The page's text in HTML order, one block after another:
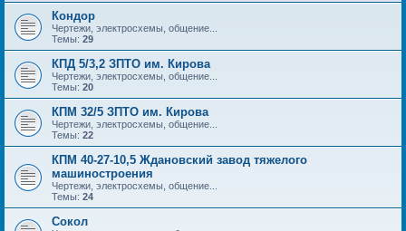
Кондор
Чертежи, электросхемы, общение...
Темы: 29
КПД 5/3,2 ЗПТО им. Кирова
Чертежи, электросхемы, общение...
Темы: 20
КПМ 32/5 ЗПТО им. Кирова
Чертежи, электросхемы, общение...
Темы: 22
КПМ 40-27-10,5 Ждановский завод тяжелого
машиностроения
Чертежи, электросхемы, общение...
Темы: 24
Сокол